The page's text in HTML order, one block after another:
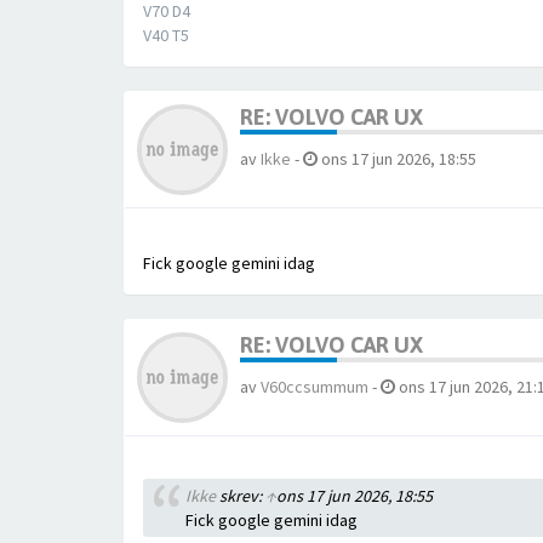
V70 D4
V40 T5
RE: VOLVO CAR UX
av Ikke - ons 17 jun 2026, 18:55
Fick google gemini idag
RE: VOLVO CAR UX
avV60ccsummum - ons 17 jun 2026,
Ikkeskrev:↑ons 17 jun 2026, 18:55
Fick google gemini idag